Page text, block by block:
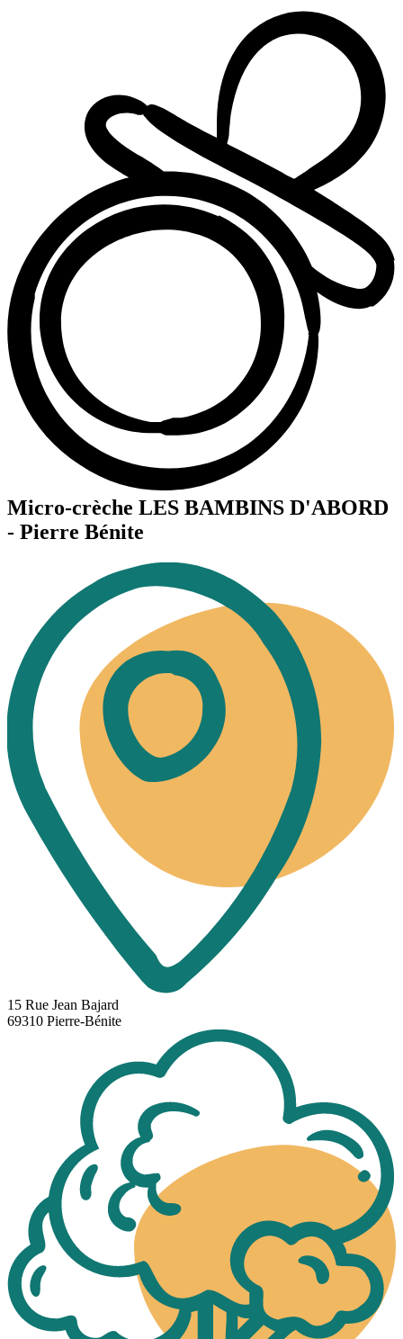
Micro-crèche LES BAMBINS D'ABORD
- Pierre Bénite
15 Rue Jean Bajard
69310 Pierre-Bénite